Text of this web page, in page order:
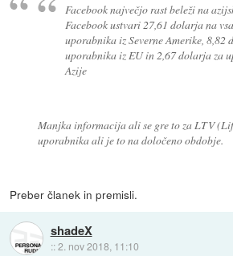
Facebook največjo rast beleži na
Facebook ustvari 27,61 dolarja na
uporabnika iz Severne Amerike, 8,82
uporabnika iz EU in 2,67 dolarja za
Azije
Manjka informacija ali se gre to za LTV
uporabnika ali je to na določeno obdobje.
Preber članek in premisli.
shadeX
::2. nov 2018, 11:10